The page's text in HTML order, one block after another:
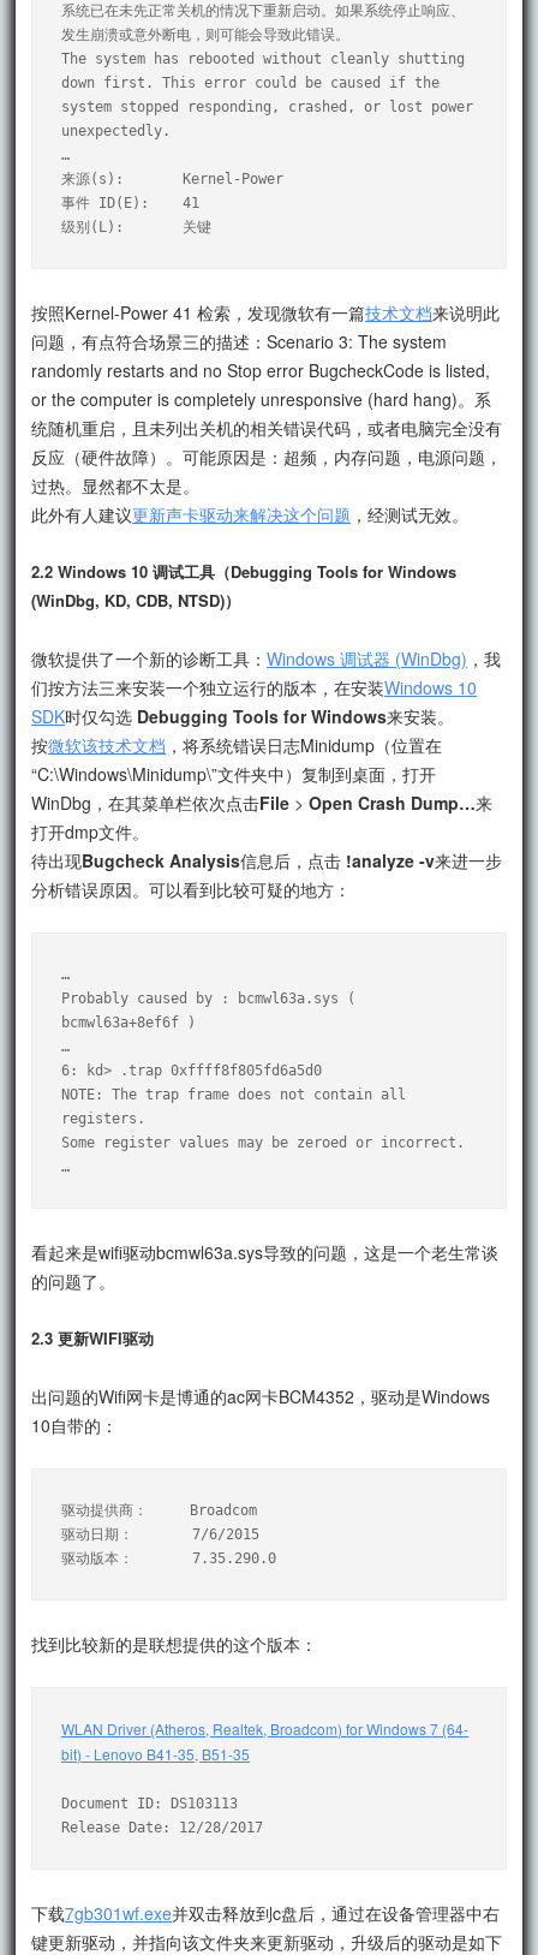
系统已在未先正常关机的情况下重新启动。如果系统停止响应、
发生崩溃或意外断电，则可能会导致此错误。
The system has rebooted without cleanly shutting
down first. This error could be caused if the
system stopped responding, crashed, or lost power
unexpectedly.
…
来源(s):       Kernel-Power
事件 ID(E):    41
按照Kernel-Power 41 检索，发现微软有一篇技术文档来说明此
问题，有点符合场景三的描述：Scenario 3: The system
randomly restarts and no Stop error BugcheckCode is listed,
or the computer is completely unresponsive (hard hang)。系
统随机重启，且未列出关机的相关错误代码，或者电脑完全没有
反应（硬件故障）。可能原因是：超频，内存问题，电源问题，
过热。显然都不太是。
此外有人建议更新声卡驱动来解决这个问题 ，经测试无效。
2.2 Windows 10 调试工具（Debugging Tools for Windows
(WinDbg, KD, CDB, NTSD)）
微软提供了一个新的诊断工具：Windows 调试器 (WinDbg) ，我
们按方法三来安装一个独立运行的版本，在安装Windows 10
SDK时仅勾选 Debugging Tools for Windows来安装。
按微软该技术文档 ，将系统错误日志Minidump（位置在
“C:\Windows\Minidump\”文件夹中）复制到桌面，打开
WinDbg，在其菜单栏依次点击File >Open Crash Dump…来
打开dmp文件。
待出现Bugcheck Analysis信息后，点击 !analyze -v来进一步
分析错误原因。可以看到比较可疑的地方：
…
Probably caused by : bcmwl63a.sys (
bcmwl63a+8ef6f )
…
6: kd> .trap 0xffff8f805fd6a5d0
NOTE: The trap frame does not contain all
registers.
Some register values may be zeroed or incorrect.
…
看起来是wifi驱动bcmwl63a.sys导致的问题，这是一个老生常谈
的问题了。
2.3 更新WIFI驱动
出问题的Wifi网卡是博通的ac网卡BCM4352，驱动是Windows
10自带的：
驱动提供商：     Broadcom
驱动日期：       7/6/2015
找到比较新的是联想提供的这个版本：
WLAN Driver (Atheros, Realtek, Broadcom) for Windows 7 (64-
bit) - Lenovo B41-35, B51-35
Document ID: DS103113
Release Date: 12/28/2017
下载7gb301wf.exe并双击释放到c盘后，通过在设备管理器中右
键更新驱动，并指向该文件夹来更新驱动，升级后的驱动是如下